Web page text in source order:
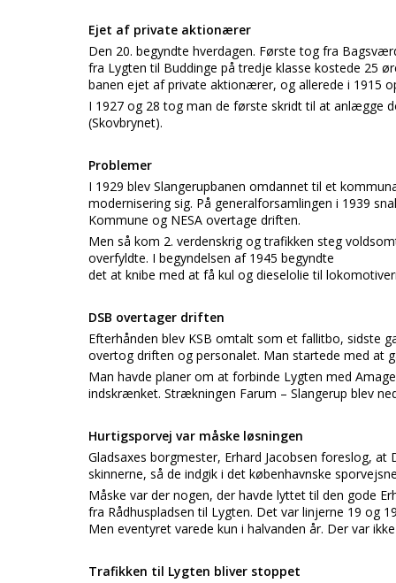
Ejet af private aktionærer
Den 20. begyndte hverdagen. Første tog fra
fra Lygten til Buddinge på tredje klasse kostede 25
banen ejet af private aktionærer, og allerede i 1915
I 1927 og 28 tog man de første skridt til at anlægge
(Skovbrynet).
Problemer
I 1929 blev Slangerupbanen omdannet til et
modernisering sig. På generalforsamlingen i 1939
Kommune og NESA overtage driften.
Men så kom 2. verdenskrig og trafikken steg
overfyldte. I begyndelsen af 1945 begyndte
det at knibe med at få kul og dieselolie til
DSB overtager driften
Efterhånden blev KSB omtalt som et fallitbo, sidste
overtog driften og personalet. Man startede med at
Man havde planer om at forbinde Lygten med
indskrænket. Strækningen Farum – Slangerup blev
Hurtigsporvej var måske løsningen
Gladsaxes borgmester, Erhard Jacobsen foreslog,
skinnerne, så de indgik i det københavnske
Måske var der nogen, der havde lyttet til den gode
fra Rådhuspladsen til Lygten. Det var linjerne 19 og
Men eventyret varede kun i halvanden år. Der var
Trafikken til Lygten bliver stoppet